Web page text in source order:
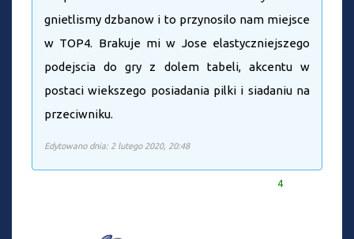
gnietlismy dzbanow i to przynosilo nam miejsce
w TOP4. Brakuje mi w Jose elastyczniejszego
podejscia do gry z dolem tabeli, akcentu w
postaci wiekszego posiadania pilki i siadaniu na
przeciwniku.
Edytowano dnia: 2 lutego 2020, 20:48
4